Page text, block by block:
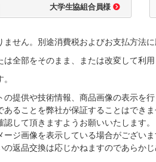
大学生協組合員様
せん。別途消費税およびお支払方法に
全部をそのまま、または改変して利用
提供や技術情報、商品画像の表示を行
ることを弊社が保証することはできま
して頂きますようお願いいたします。
ジ画像を表示している場合がございま
返品交換は応じかねますのであらかじ